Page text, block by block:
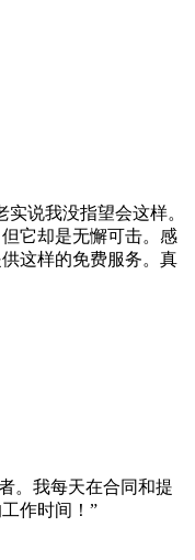
说我没指望会这样。
它却是无懈可击。感
这样的免费服务。真
。我每天在合同和提
作时间！ ”